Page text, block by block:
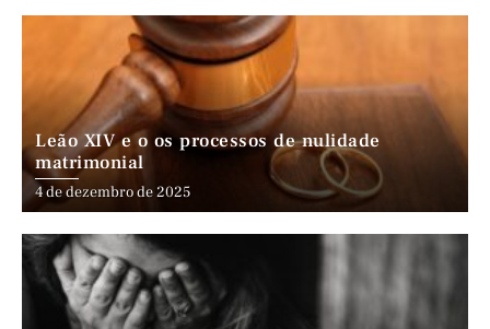
Leão XIV e o os processos de nulidade
matrimonial
4 de dezembro de 2025